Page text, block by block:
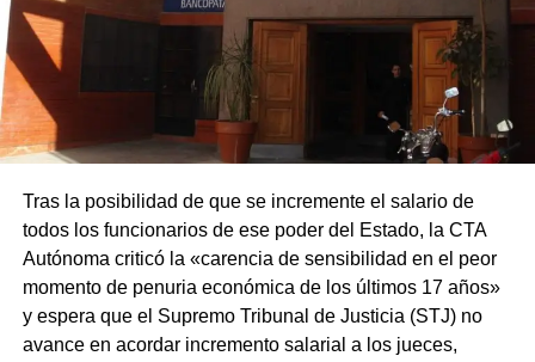
Tras la posibilidad de que se incremente el salario de
todos los funcionarios de ese poder del Estado, la CTA
Autónoma criticó la «carencia de sensibilidad en el peor
momento de penuria económica de los últimos 17 años»
y espera que el Supremo Tribunal de Justicia (STJ) no
avance en acordar incremento salarial a los jueces,